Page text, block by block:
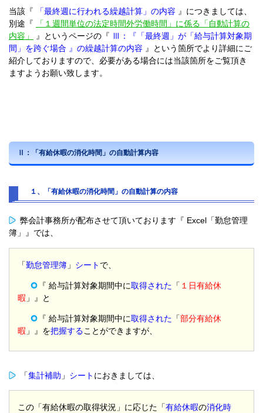
当該『 「最終週に行われる繰越計算」の内容 』につきましては、
別途『
「１週間単位の法定時間外労働時間」に係る「自動計算の
内容」
』というページの『 Ⅲ：『「最終週」が「給与計算対象期
間」を跨ぐ場合 』の繰越計算の内容 』という箇所でより詳細にご
紹介しておりますので、必要がある場合には当該箇所をご覧頂き
ますようお願い致します。
Ⅱ：「有給休暇の消化時間」の自動計算内容
１、「有給休暇の消化時間」の自動計算の内容
弊会計事務所が配布させて頂いております『 Excel「勤怠管理
簿」』では、
「勤怠管理簿 」 シート で、
『 給与計算対象期間中に取得された 「 １日有給休
暇 」』と
『 給与計算対象期間中に取得された 「部分有給休
暇 」』を把握することができますが、
「集計補助 」 シート におきましては、
この「有給休暇の取得状況」に応じた「有給休暇の消化時